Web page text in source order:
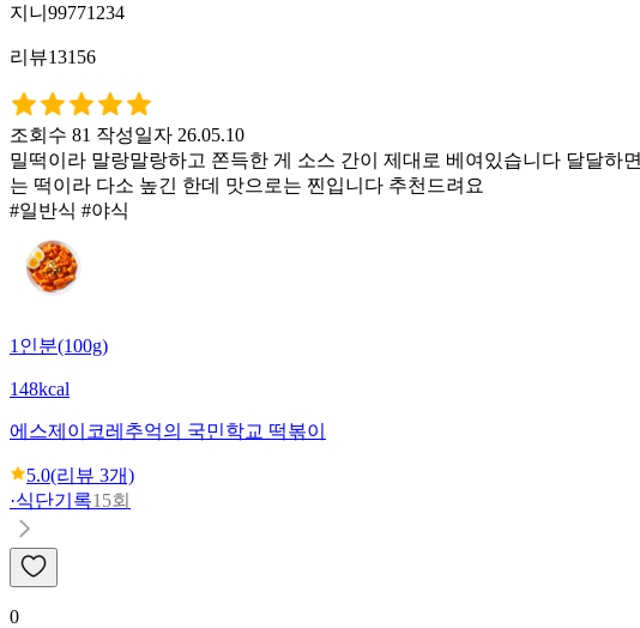
지니99771234
리뷰13156
조회수 81 작성일자 26.05.10
밀떡이라 말랑말랑하고 쫀득한 게 소스 간이 제대로 베여있습니다 달달
는 떡이라 다소 높긴 한데 맛으로는 찐입니다 추천드려요
#일반식 #야식
1인분(100g)
148kcal
에스제이코레 추억의 국민학교 떡볶이
5.0(리뷰 3개)
·식단기록15회
0